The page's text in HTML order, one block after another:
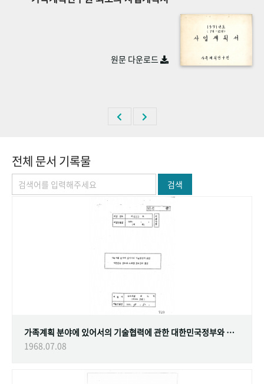
사진 아카이브 문서 기록물 행정박물
숫자로 보는 50년 50+1주년 광장
원문 다운로드
전체 문서 기록물
검색
가족계획 분야에 있어서의 기술협력에 관한 대한민국정부와 스웨덴 정부간의 협정
1968.07.08